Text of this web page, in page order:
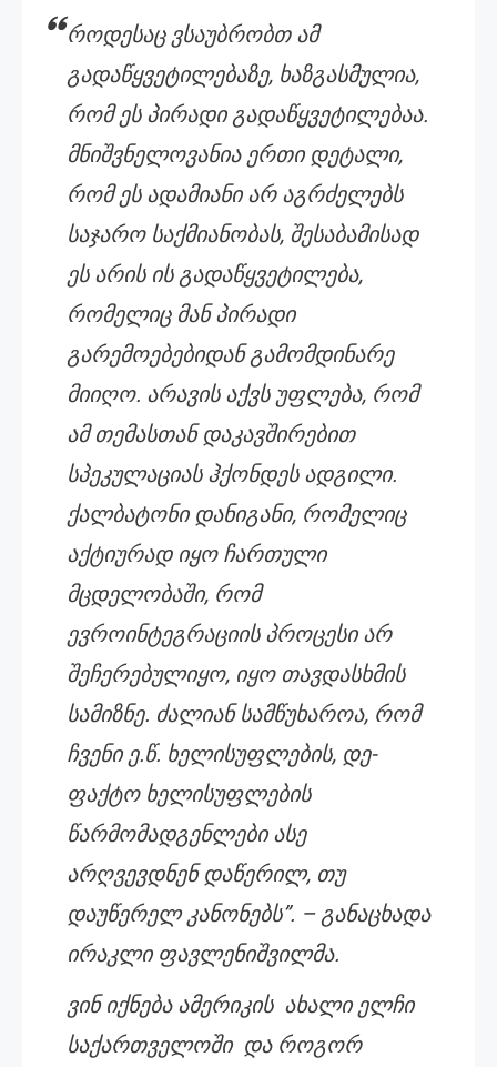
როდესაც ვსაუბრობთ ამ
გადაწყვეტილებაზე, ხაზგასმულია,
რომ ეს პირადი გადაწყვეტილებაა.
მნიშვნელოვანია ერთი დეტალი,
რომ ეს ადამიანი არ აგრძელებს
საჯარო საქმიანობას, შესაბამისად
ეს არის ის გადაწყვეტილება,
რომელიც მან პირადი
გარემოებებიდან გამომდინარე
მიიღო. არავის აქვს უფლება, რომ
ამ თემასთან დაკავშირებით
სპეკულაციას ჰქონდეს ადგილი.
ქალბატონი დანიგანი, რომელიც
აქტიურად იყო ჩართული
მცდელობაში, რომ
ევროინტეგრაციის პროცესი არ
შეჩერებულიყო, იყო თავდასხმის
სამიზნე. ძალიან სამწუხაროა, რომ
ჩვენი ე.წ. ხელისუფლების, დე-
ფაქტო ხელისუფლების
წარმომადგენლები ასე
არღვევდნენ დაწერილ, თუ
დაუწერელ კანონებს”. – განაცხადა
ირაკლი ფავლენიშვილმა.
ვინ იქნება ამერიკის ახალი ელჩი
საქართველოში და როგორ